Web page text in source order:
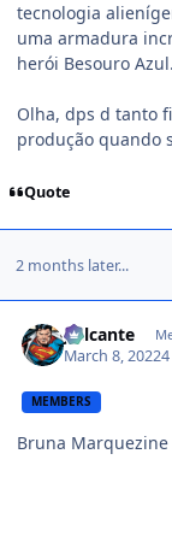
tecnologia
uma armadura
herói Besouro Azul.
Olha, dps d tanto
produção quando
Quote
2 months later...
Jailcante
March 8, 2022
MEMBERS
Bruna